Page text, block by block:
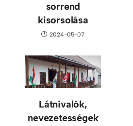
sorrend
kisorsolása
2024-05-07
Látnivalók,
nevezetességek